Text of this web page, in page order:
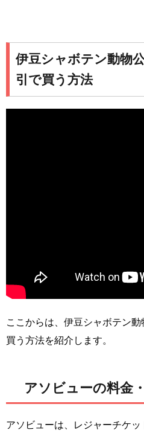
伊豆シャボテン動物
引で買う方法
ここからは、伊豆シャボテン
買う方法を紹介します。
アソビューの料金
アソビューは、レジャーチケ